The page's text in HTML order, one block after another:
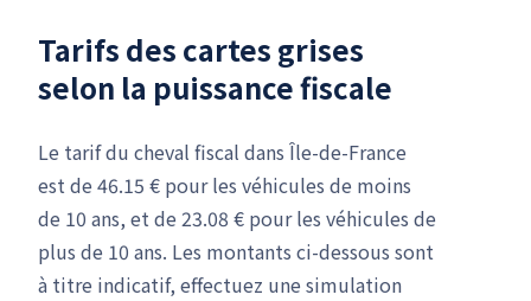
Tarifs des cartes grises
selon la puissance fiscale
Le tarif du cheval fiscal dans Île-de-France
est de 46.15 € pour les véhicules de moins
de 10 ans, et de 23.08 € pour les véhicules de
plus de 10 ans. Les montants ci-dessous sont
à titre indicatif, effectuez une simulation